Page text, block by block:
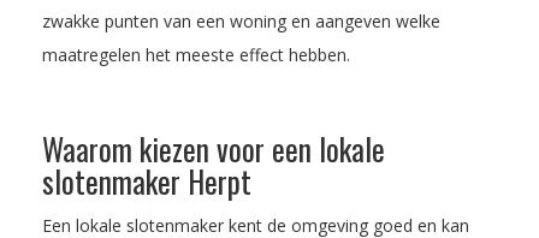
zwakke punten van een woning en aangeven welke
maatregelen het meeste effect hebben.
Waarom kiezen voor een lokale
slotenmaker Herpt
Een lokale slotenmaker kent de omgeving goed en kan